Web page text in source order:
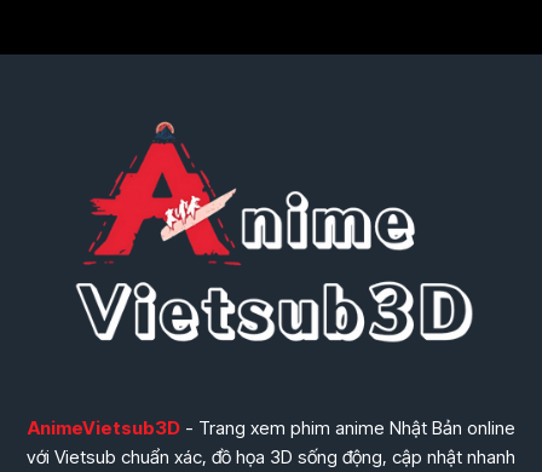
AnimeVietsub3D- Trang xem phim anime Nhật Bản online
với Vietsub chuẩn xác, đồ họa 3D sống động, cập nhật nhanh